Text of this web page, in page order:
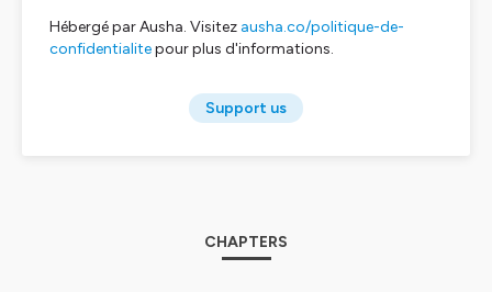
Hébergé par Ausha. Visitez ausha.co/politique-de-
confidentialitepour plus d'informations.
Support us
CHAPTERS